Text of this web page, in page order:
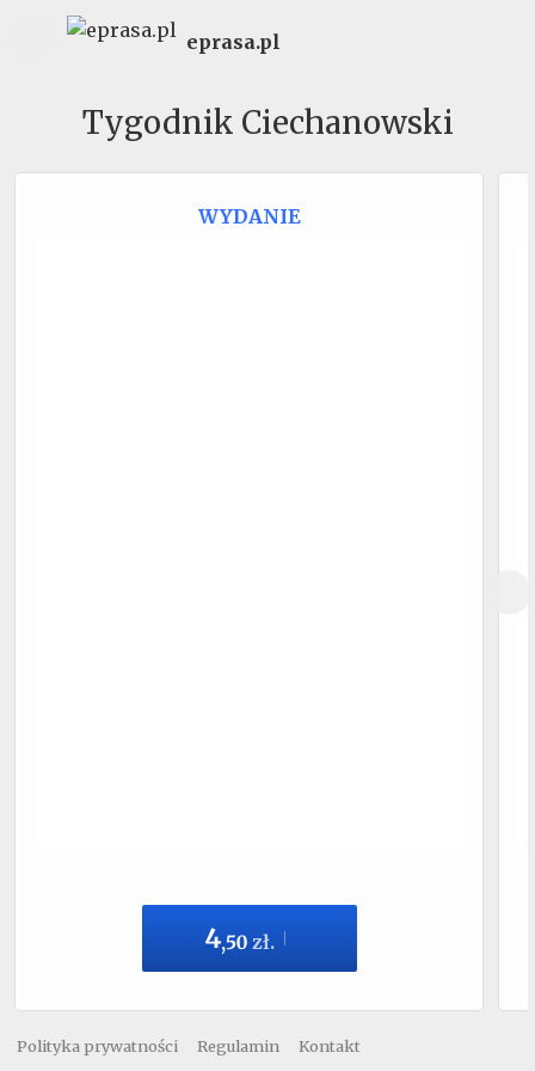
eprasa.pl
Tygodnik Ciechanowski
WYDANIE
4,50 zł.
Polityka prywatności Regulamin Kontakt